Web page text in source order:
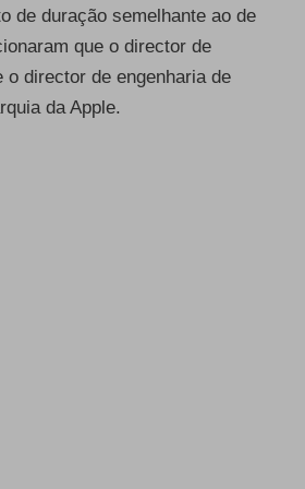
de duração semelhante ao de
que o director de
director de engenharia de
da Apple.